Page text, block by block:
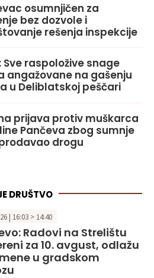
osumnjičen za
bez dozvole i
rešenja inspekcije
Sve raspoložive snage
angažovane na gašenju
u Deliblatskoj peščari
prijava protiv muškarca
Pančeva zbog sumnje
drogu
DRUŠTVO
| 16:03 > 14:40
Radovi na Strelištu
za 10. avgust, odlažu
u gradskom